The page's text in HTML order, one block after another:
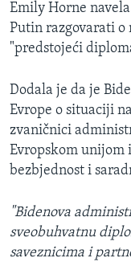
Emily Horne
Putin razgovarati o
"predstojeći
Dodala je da je
Evrope o situaciji
zvaničnici
Evropskom unijom
bezbjednost i
"Bidenova
sveobuhvatnu
saveznicima i